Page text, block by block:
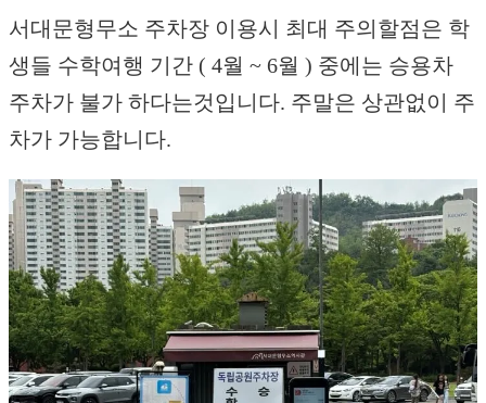
서대문형무소 주차장 이용시 최대 주의할점은 학
생들 수학여행 기간 ( 4월 ~ 6월 ) 중에는 승용차
주차가 불가 하다는것입니다. 주말은 상관없이 주
차가 가능합니다.